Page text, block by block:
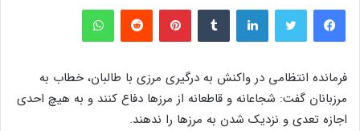
فیس بوک لینکدین ‫پین‌ترست ‫رددیت
فرمانده انتظامی در واکنش به درگیری مرزی با طالبان، خطاب به
مرزبانان گفت: شجاعانه و قاطعانه از مرزها دفاع کنند و به هیچ احدی
اجازه تعدی و نزدیک شدن به مرزها را ندهند.